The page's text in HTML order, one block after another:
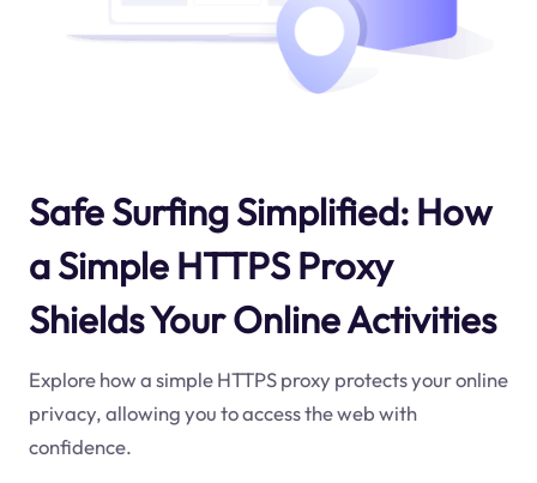
Safe Surfing Simplified: How
a Simple HTTPS Proxy
Shields Your Online Activities
Explore how a simple HTTPS proxy protects your online
privacy, allowing you to access the web with
confidence.